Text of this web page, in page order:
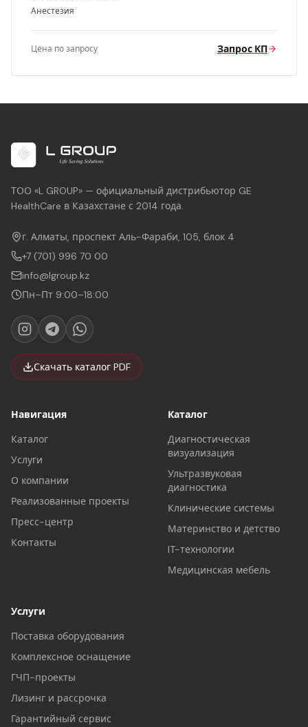
Анестезия
Цена по запросу Запрос КП
ТОО «L GROUP» — официальный дистрибьютор GE
HealthCare в Казахстане с 2014 года.
г. Алматы, проспект Аль-Фараби, 105, блок 4
+7 (701) 996 70 00
info@lgroup.kz
Пн–Пт 9:00–18:00
Скачать каталог PDF
Навигация
Каталог
Услуги
О компании
Реализованные проекты
Пресс-центр
Контакты
Каталог
Диагностическая
визуализация
Ультразвуковая
диагностика
Клинические системы
Материнство и детство
IT-технологии
Медицинская мебель
Услуги
Поставка оборудования
Комплексное оснащение
ГЧП-проекты
Лизинг и рассрочка
Гарантийный сервис